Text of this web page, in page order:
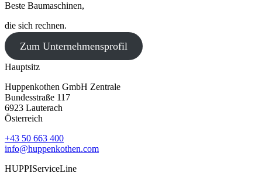
Beste Baumaschinen,
die sich rechnen.
Zum Unternehmensprofil
Hauptsitz
Huppenkothen GmbH Zentrale
Bundesstraße 117
6923 Lauterach
Österreich
+43 50 663 400
info@huppenkothen.com
HUPPIServiceLine